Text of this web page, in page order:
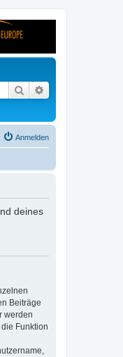
Suche
Anmelden
deines
Beiträge
werden
Funktion